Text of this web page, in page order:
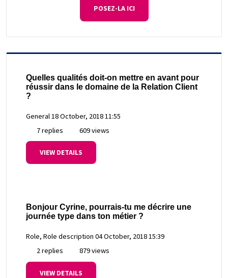
POSEZ-LA ICI
Quelles qualités doit-on mettre en avant pour
réussir dans le domaine de la Relation Client
?
General18 October, 2018 11:55
7 replies
609 views
VIEW DETAILS
Bonjour Cyrine, pourrais-tu me décrire une
journée type dans ton métier ?
Role, Role description 04 October, 2018 15:39
2 replies
879 views
VIEW DETAILS